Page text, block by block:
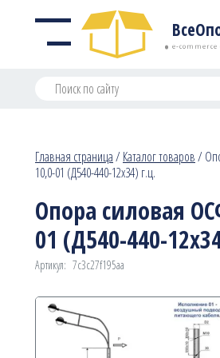
e-
Главная страница/Каталог товаров/
10,0-01 (Д540-440-12х34) г.ц.
Опора силовая
01 (Д540-440-
Артикул: 7c3c27f195aa